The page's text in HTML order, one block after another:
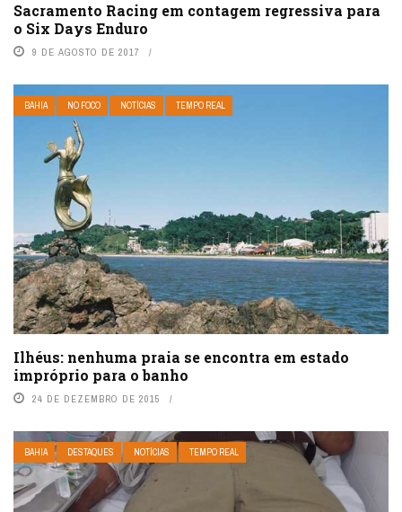
Sacramento Racing em contagem regressiva para
o Six Days Enduro
9 DE AGOSTO DE 2017
BAHIA NO FOCO NOTÍCIAS TEMPO REAL
Ilhéus: nenhuma praia se encontra em estado
impróprio para o banho
24 DE DEZEMBRO DE 2015
BAHIA DESTAQUES NOTÍCIAS TEMPO REAL